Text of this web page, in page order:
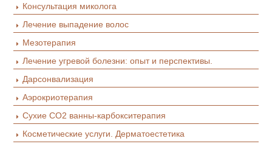
Консультация миколога
Лечение выпадение волос
Мезотерапия
Лечение угревой болезни: опыт и перспективы.
Дарсонвализация
Аэрокриотерапия
Сухие СО2 ванны-карбокситерапия
Косметические услуги. Дерматоестетика